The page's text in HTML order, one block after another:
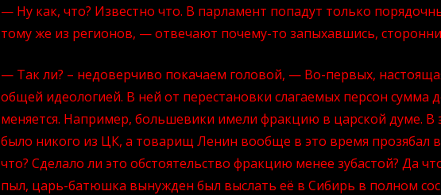
— Ну как, что? Известно что. В парламент попадут только
тому же из регионов, — отвечают почему-то запыхавшись,
— Так ли? – недоверчиво покачаем головой, — Во-первых,
общей идеологией. В ней от перестановки слагаемых персон сумма
меняется. Например, большевики имели фракцию в царской думе. В
было никого из ЦК, а товарищ Ленин вообще в это время прозябал
что? Сделало ли это обстоятельство фракцию менее зубастой? Да
пыл, царь-батюшка вынужден был выслать её в Сибирь в полном